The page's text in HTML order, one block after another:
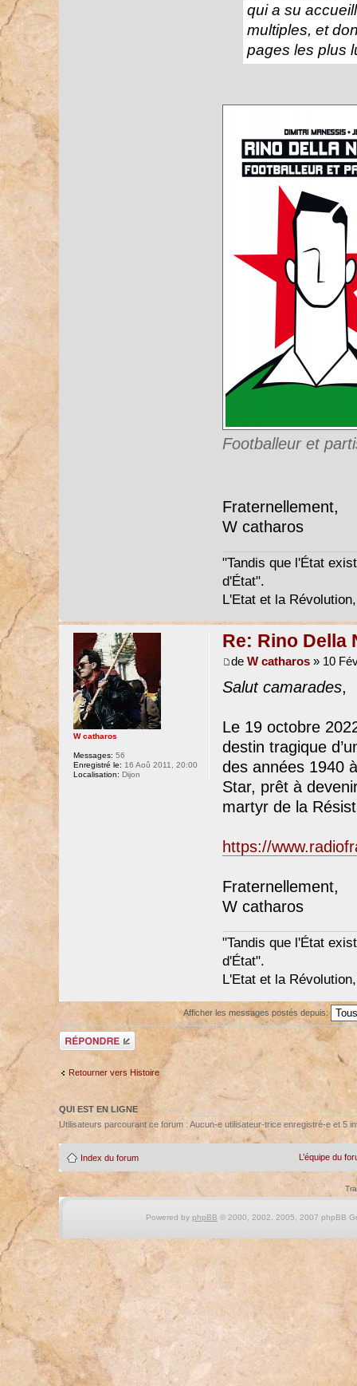
qui a su
multiples, et
pages les plus
Footballeur et
Fraternellement,
W catharos
"Tandis que l'État
d'État".
L'Etat et la
Re: Rino Della
de W catharos» 10
Salut camarades,
Le 19 octobre
destin tragique
des années 1940
Star, prêt à
martyr de la
https://
Fraternellement,
W catharos
"Tandis que l'État
d'État".
L'Etat et la
W catharos
Messages: 56
Enregistré le: 16 Aoû 2011, 20:00
Localisation: Dijon
Afficher les messages postés depuis:
Répondre
Retourner vers Histoire
QUI EST EN LIGNE
Utilisateurs parcourant ce forum : Aucun-e utilisateur-trice enregistré-e et 5
Index du forum L’équipe du
Powered by phpBB © 2000, 2002, 2005, 2007 phpBB